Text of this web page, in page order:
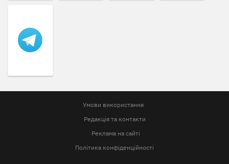
Умови використання
Редакція та контакти
Реклама на сайті
Політика конфіденційності